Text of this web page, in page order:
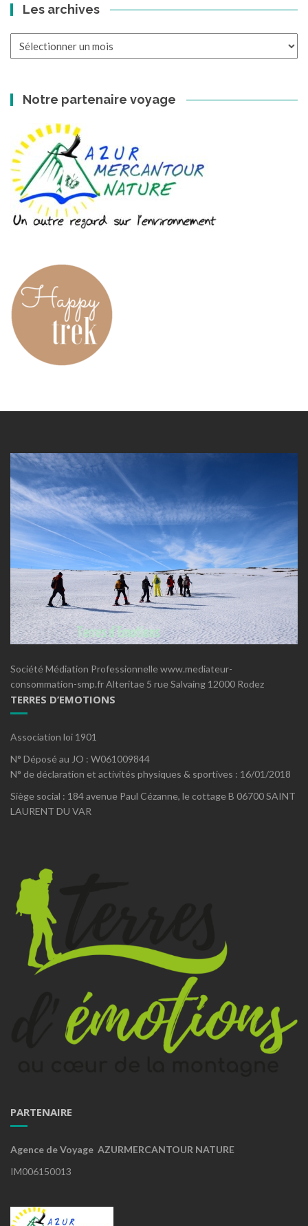
Les archives
Notre partenaire voyage
Société Médiation Professionnelle www.mediateur-
consommation-smp.fr Alteritae 5 rue Salvaing 12000 Rodez
TERRES D’EMOTIONS
Association loi 1901
N° Déposé au JO : W061009844
N° de déclaration et activités physiques & sportives : 16/01/2018
Siège social : 184 avenue Paul Cézanne, le cottage B 06700 SAINT
LAURENT DU VAR
PARTENAIRE
Agence de Voyage AZURMERCANTOUR NATURE
IM006150013